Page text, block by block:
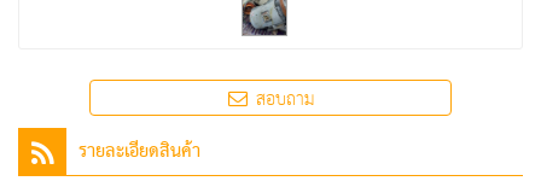
สอบถาม
รายละเอียดสินค้า